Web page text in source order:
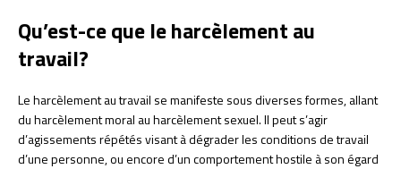
Qu’est-ce que le harcèlement au
travail?
Le harcèlement au travail se manifeste sous diverses formes, allant
du harcèlement moral au harcèlement sexuel. Il peut s’agir
d’agissements répétés visant à dégrader les conditions de travail
d’une personne, ou encore d’un comportement hostile à son égard